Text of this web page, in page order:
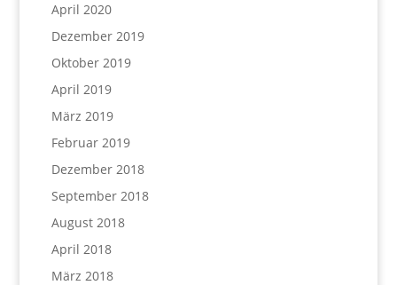
April 2020
Dezember 2019
Oktober 2019
April 2019
März 2019
Februar 2019
Dezember 2018
September 2018
August 2018
April 2018
März 2018